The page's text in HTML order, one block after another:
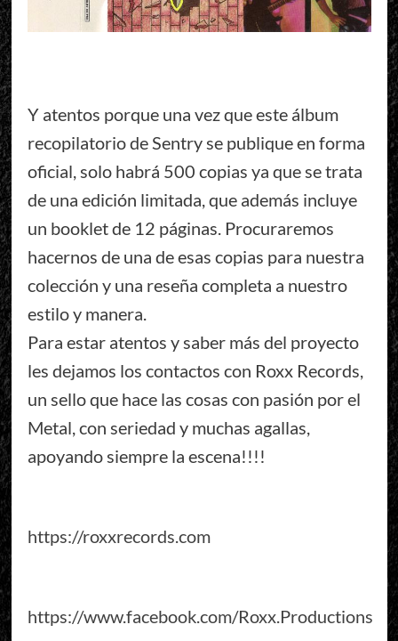
Y atentos porque una vez que este álbum
recopilatorio de Sentry se publique en forma
oficial, solo habrá 500 copias ya que se trata
de una edición limitada, que además incluye
un booklet de 12 páginas. Procuraremos
hacernos de una de esas copias para nuestra
colección y una reseña completa a nuestro
estilo y manera.
Para estar atentos y saber más del proyecto
les dejamos los contactos con Roxx Records,
un sello que hace las cosas con pasión por el
Metal, con seriedad y muchas agallas,
apoyando siempre la escena!!!!
https://roxxrecords.com
https://www.facebook.com/Roxx.Productions